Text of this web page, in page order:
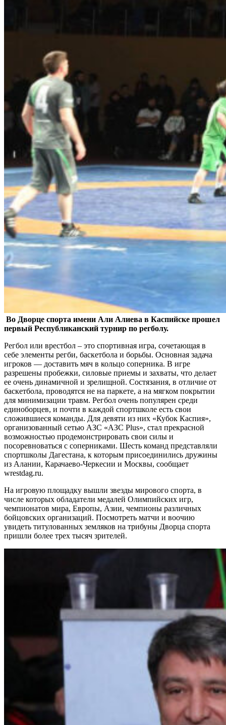
Во Дворце спорта имени Али Алиева в Каспийске прошел
первый Республиканский турнир по регболу.
Регбол или врестбол – это спортивная игра, сочетающая в
себе элементы регби, баскетбола и борьбы. Основная задача
игроков — доставить мяч в кольцо соперника. В игре
разрешены пробежки, силовые приемы и захваты, что делает
ее очень динамичной и зрелищной. Состязания, в отличие от
баскетбола, проводятся не на паркете, а на мягком покрытии
для минимизации травм. Регбол очень популярен среди
единоборцев, и почти в каждой спортшколе есть свои
сложившиеся команды. Для девяти из них «Кубок Каспия»,
организованный сетью АЗС «АЗС Plus», стал прекрасной
возможностью продемонстрировать свои силы и
посоревноваться с соперниками. Шесть команд представляли
спортшколы Дагестана, к которым присоединились дружины
из Алании, Карачаево-Черкесии и Москвы, сообщает
wrestdag.ru.
На игровую площадку вышли звезды мирового спорта, в
числе которых обладатели медалей Олимпийских игр,
чемпионатов мира, Европы, Азии, чемпионы различных
бойцовских организаций. Посмотреть матчи и воочию
увидеть титулованных земляков на трибуны Дворца спорта
пришли более трех тысяч зрителей.